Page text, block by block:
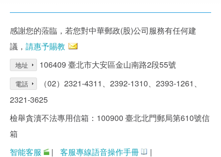
感謝您的蒞臨，若您對中華郵政(股)公司服務有任何建
議， 請惠予賜教
地址 106409 臺北市大安區金山南路2段55號
電話
（02）2321-4311、2392-1310、2393-1261、
2321-3625
檢舉貪瀆不法專用信箱：100900 臺北北門郵局第610號信
箱
智能客服
| 客服專線語音操作手冊 |